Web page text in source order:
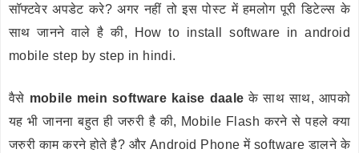
सॉफ्टवेर अपडेट करे? अगर नहीं तो इस पोस्ट में हमलोग पूरी डिटेल्स के
साथ जानने वाले है की, How to install software in android
mobile step by step in hindi.
वैसे mobile mein software kaise daale के साथ साथ, आपको
यह भी जानना बहुत ही जरुरी है की, Mobile Flash करने से पहले क्या
जरुरी काम करने होते है? और Android Phone में software डालने के